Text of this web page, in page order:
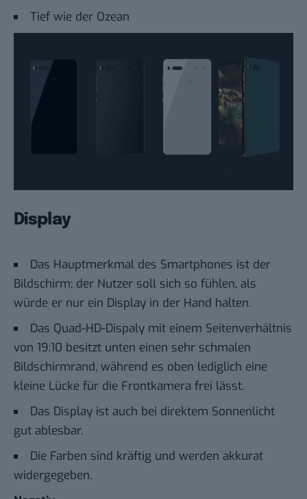
Tief wie der Ozean
Display
Das Hauptmerkmal des Smartphones ist der
Bildschirm; der Nutzer soll sich so fühlen, als
würde er nur ein Display in der Hand halten.
Das Quad-HD-Dispaly mit einem Seitenverhältnis
von 19:10 besitzt unten einen sehr schmalen
Bildschirmrand, während es oben lediglich eine
kleine Lücke für die Frontkamera frei lässt.
Das Display ist auch bei direktem Sonnenlicht
gut ablesbar.
Die Farben sind kräftig und werden akkurat
widergegeben.